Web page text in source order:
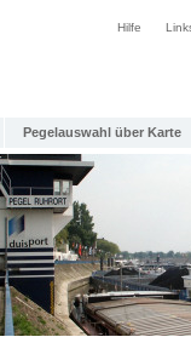
Hilfe
Pegelauswahl über Karte